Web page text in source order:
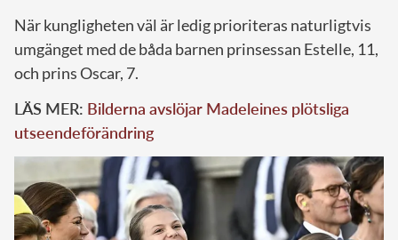
När kungligheten väl är ledig prioriteras naturligtvis
umgänget med de båda barnen prinsessan Estelle, 11,
och prins Oscar, 7.
LÄS MER: Bilderna avslöjar Madeleines plötsliga
utseendeförändring